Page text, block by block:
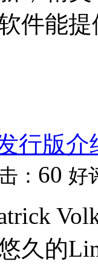
件能
行版介
： 60 好
久的